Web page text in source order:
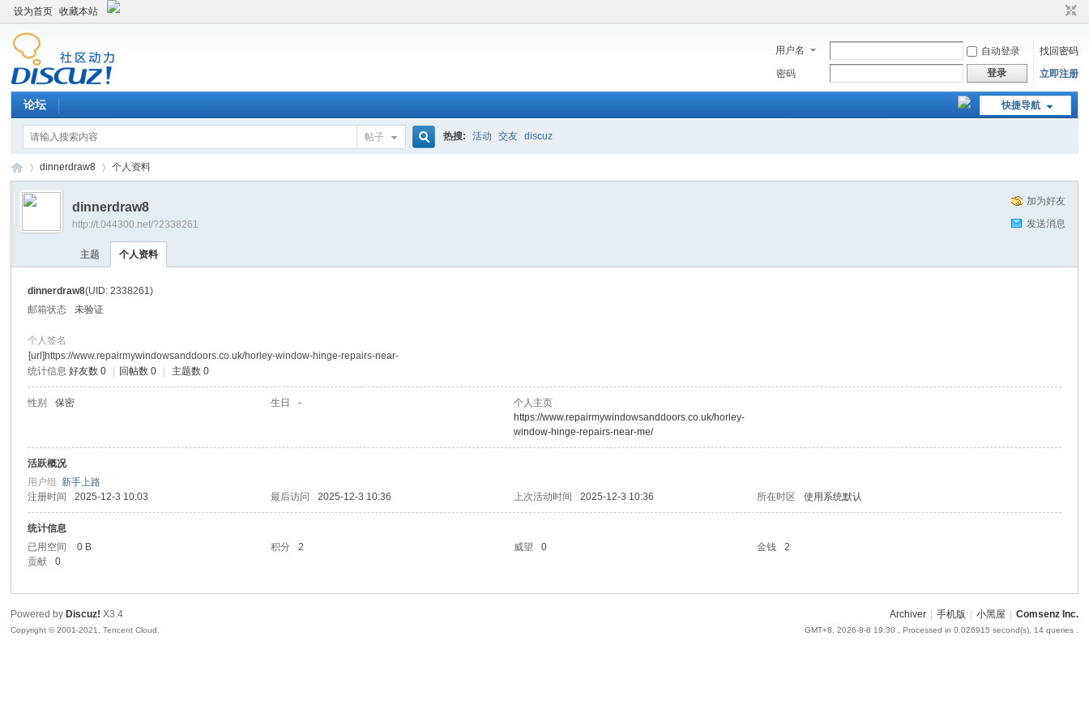
设为首页 收藏本站
用户名 自动登录
找回密码
密码
登录 立即注册
快捷导航
论坛
帖子 热搜: 活动 交友 discuz
›
dinnerdraw8 个人资料
加为好友
发送消息
dinnerdraw8
http://t.044300.net/?2338261
主题 个人资料
dinnerdraw8(UID: 2338261)
邮箱状态
未验证
个人签名
[url]https://www.repairmywindowsanddoors.co.uk/horley-window-hinge-repairs-near-
统计信息 好友数 0 回帖数 0 主题数 0
性别 保密 生日 -
个人主页
https://www.repairmywindowsanddoors.co.uk/horley-
window-hinge-repairs-near-me/
活跃概况
用户组新手上路
注册时间
2025-12-3 10:03 最后访问 2025-12-3 10:36 上次活动时间 2025-12-3 10:36 所在时区 使用系统默认
统计信息
已用空间
0 B 积分 2 威望 0 金钱
2
贡献
0
Archiver 手机版 小黑屋 Comsenz Inc.
GMT+8, 2026-8-8 19:30 , Processed in 0.026915 second(s), 14 queries .
Powered by Discuz! X3.4
Copyright © 2001-2021, Tencent Cloud.